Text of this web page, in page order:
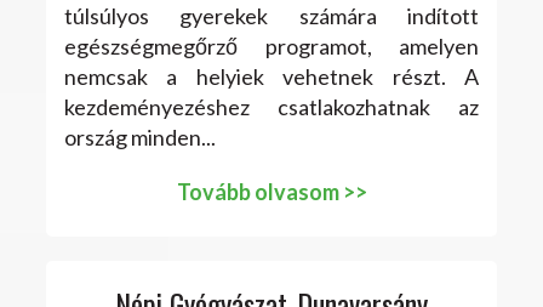
túlsúlyos gyerekek számára indított
egészségmegőrző programot, amelyen
nemcsak a helyiek vehetnek részt. A
kezdeményezéshez csatlakozhatnak az
ország minden...
Tovább olvasom >>